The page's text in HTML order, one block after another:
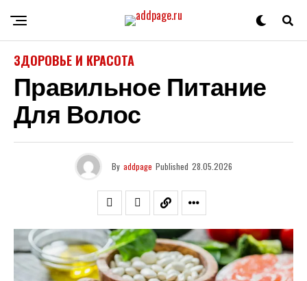
ЗДОРОВЬЕ И КРАСОТА
Правильное Питание
Для Волос
By addpage Published 28.05.2026